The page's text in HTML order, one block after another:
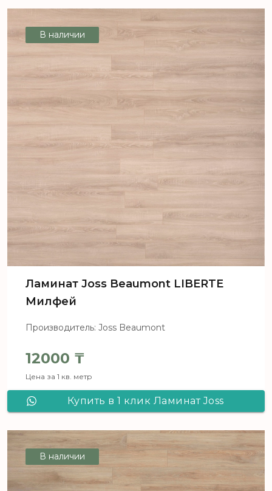
В наличии
Ламинат Joss Beaumont LIBERTE
Милфей
Производитель: Joss Beaumont
12000 ₸
Цена за 1 кв. метр
Купить в 1 клик Ламинат Joss
В наличии